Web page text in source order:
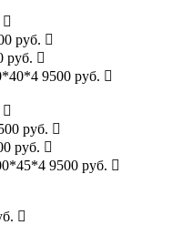
руб.
руб.
9500 руб.
руб.
руб.
9500 руб.